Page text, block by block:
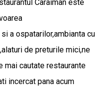
Caraiman este
a ospatarilor,ambianta cu
de preturile mici,ne
mai cautate restaurante
incercat pana acum